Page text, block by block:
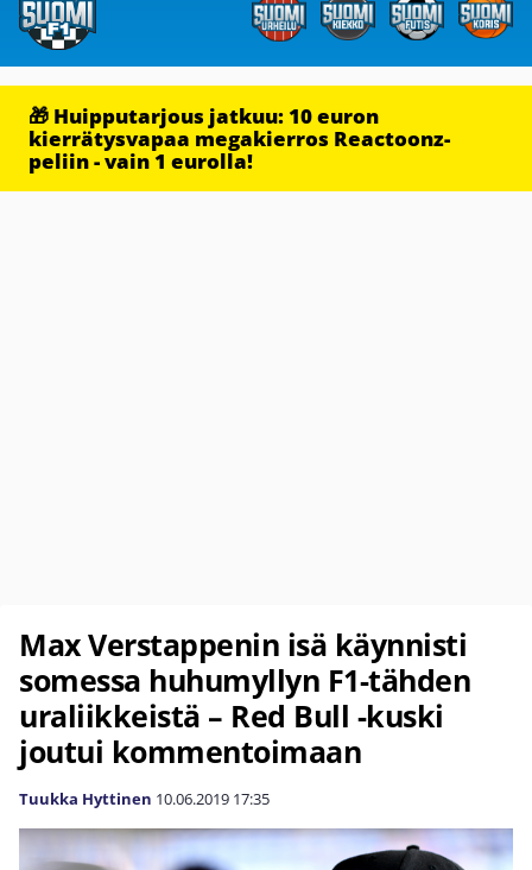
🎁 Huipputarjous jatkuu: 10 euron
kierrätysvapaa megakierros Reactoonz-
peliin - vain 1 eurolla!
Max Verstappenin isä käynnisti
somessa huhumyllyn F1-tähden
uraliikkeistä – Red Bull -kuski
joutui kommentoimaan
Tuukka Hyttinen 10.06.2019 17:35